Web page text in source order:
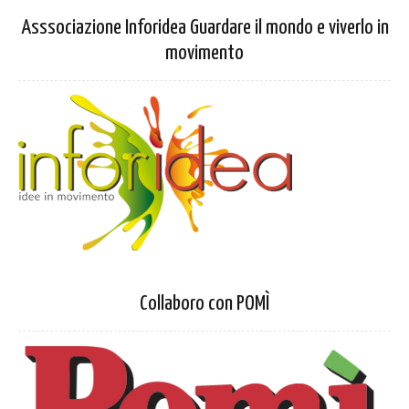
Asssociazione Inforidea Guardare il mondo e viverlo in
movimento
Collaboro con POMÌ